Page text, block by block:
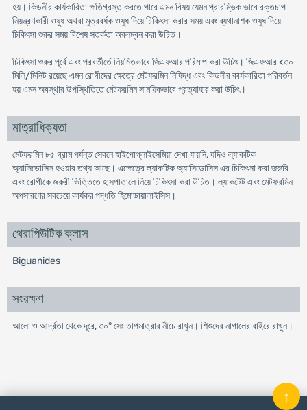
হয়। কিডনীর কার্যকারিতা ক্ষতিগ্রস্ত করতে পারে এমন বিষয় যেমন প্রারম্ভিক ভাবে রক্তচাপ
নিয়ন্ত্রণকারী ওষুধ অথবা মুত্রবর্ধক ওষুধ দিয়ে চিকিৎসা করার সময় এবং ব্যথানাশক ওষুধ দিয়ে
চিকিৎসা শুরুর সময় বিশেষ সতর্কতা অবলম্বন করা উচিত।
চিকিৎসা শুরুর পূর্বে এবং পরবর্তীর্তে নিয়মিতভাবে জিএফআর পরিমাপ করা উচিৎ। জিএফআর <৩০
মিলি/মিনিট রয়েছে এমন রোগীদের ক্ষেত্রে মেটফরমিন নিষিদ্ধ এবং কিডনীর কার্যকারিতা পরিবর্তন
হয় এমন অবস্থার উপস্থিতিতে মেটফরমিন সাময়িকভাবে প্রত্যাহার করা উচিৎ।
মাত্রাধিক্যতা
মেটফরমিন ৮৫ গ্রাম পর্যন্ত সেবনে হাইপোগ্লাইসেমিয়া দেখা যায়নি, যদিও ল্যাকটিক
অ্যাসিডোসিস হওয়ার তথ্য আছে। এক্ষেত্রে ল্যাকটিক অ্যাসিডোসিস এর চিকিৎসা করা জরুরি
এবং রোগীকে জরুরী ভিত্তিতে হাসপাতালে নিয়ে চিকিৎসা করা উচিত। ল্যাকটেট এবং মেটফরমিন
অপসারণের সবচেয়ে কার্যকর পদ্ধতি হিমোডায়ালাইসিস।
থেরাপিউটিক ক্লাস
Biguanides
সংরক্ষণ
আলো ও আর্দ্রতা থেকে দূরে, ৩০° সেঃ তাপমাত্রার নীচে রাখুন। শিশুদের নাগালের বাইরে রাখুন।
↑